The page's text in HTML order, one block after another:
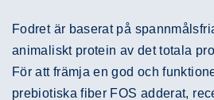
Fodret är baserat på
animaliskt protein av det totala
För att främja en god och
prebiotiska fiber FOS adderat,